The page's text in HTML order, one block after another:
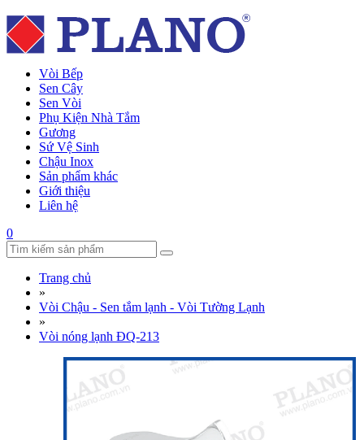
Vòi Bếp
Sen Cây
Sen Vòi
Phụ Kiện Nhà Tắm
Gương
Sứ Vệ Sinh
Chậu Inox
Sản phẩm khác
Giới thiệu
Liên hệ
0
Trang chủ
»
Vòi Chậu - Sen tắm lạnh - Vòi Tường Lạnh
»
Vòi nóng lạnh ĐQ-213